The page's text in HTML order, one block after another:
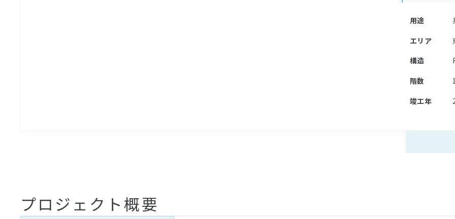
用途
エリア
構造
階数
竣工年
プロジェクト概要